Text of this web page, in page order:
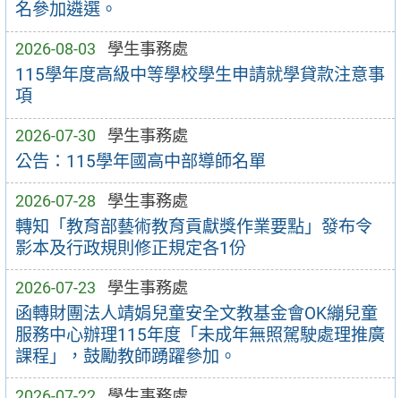
名參加遴選。
2026-08-03 學生事務處
115學年度高級中等學校學生申請就學貸款注意事
項
2026-07-30 學生事務處
公告：115學年國高中部導師名單
2026-07-28 學生事務處
轉知「教育部藝術教育貢獻獎作業要點」發布令
影本及行政規則修正規定各1份
2026-07-23 學生事務處
函轉財團法人靖娟兒童安全文教基金會OK繃兒童
服務中心辦理115年度「未成年無照駕駛處理推廣
課程」，鼓勵教師踴躍參加。